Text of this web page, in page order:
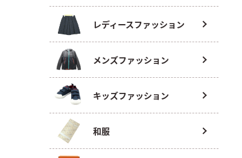
レディースファッション
メンズファッション
キッズファッション
和服